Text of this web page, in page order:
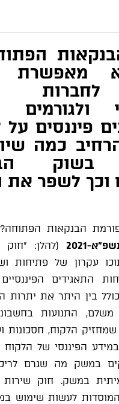
מאפשרת
לחברות
ולגורמים
פיננסים
כמה
בשוק
וכך לשפר
הבנקאות
2021
(להלן: "חוק
עקרון של פתיחות
התאגידים
בין היתר את יתרות
משלם, התנועות
שמחזיק הלקוח, חסכונות
הפיננסי של הלקוח
במשק מה שגרם
במשק. חוק שירות
לעשות שימוש